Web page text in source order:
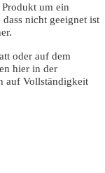
um ein
nicht geeignet ist
oder auf dem
hier in der
auf Vollständigkeit